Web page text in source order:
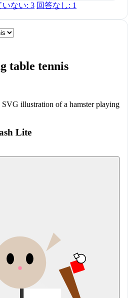
ない: 3 回答なし: 1
table tennis
SVG illustration of a hamster playing
Lite